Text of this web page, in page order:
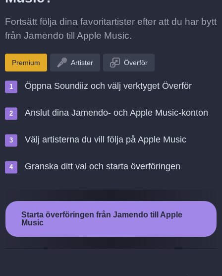
Fortsätt följa dina favoritartister efter att du har bytt
från Jamendo till Apple Music.
Premium Artister Överför
Öppna Soundiiz och välj verktyget Överför
Anslut dina Jamendo- och Apple Music-konton
Välj artisterna du vill följa på Apple Music
Granska ditt val och starta överföringen
Starta överföringen från Jamendo till Apple
Music